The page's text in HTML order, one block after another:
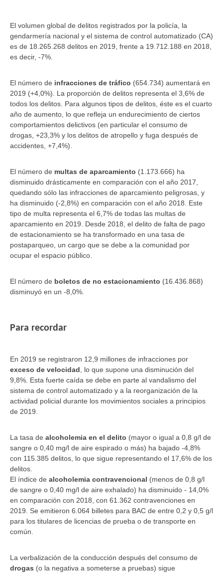
El volumen global de delitos registrados por la policía, la
gendarmería nacional y el sistema de control automatizado (CA)
es de 18.265.268 delitos en 2019, frente a 19.712.188 en 2018,
es decir, -7%.
El número de infracciones de tráfico (654.734) aumentará en
2019 (+4,0%). La proporción de delitos representa el 3,6% de
todos los delitos. Para algunos tipos de delitos, éste es el cuarto
año de aumento, lo que refleja un endurecimiento de ciertos
comportamientos delictivos (en particular el consumo de
drogas, +23,3% y los delitos de atropello y fuga después de
accidentes, +7,4%).
El número de multas de aparcamiento (1.173.666) ha
disminuido drásticamente en comparación con el año 2017,
quedando sólo las infracciones de aparcamiento peligrosas, y
ha disminuido (-2,8%) en comparación con el año 2018. Este
tipo de multa representa el 6,7% de todas las multas de
aparcamiento en 2019. Desde 2018, el delito de falta de pago
de estacionamiento se ha transformado en una tasa de
postaparqueo, un cargo que se debe a la comunidad por
ocupar el espacio público.
El número de boletos de no estacionamiento (16.436.868)
disminuyó en un -8,0%.
Para recordar
En 2019 se registraron 12,9 millones de infracciones por
exceso de velocidad , lo que supone una disminución del
9,8%. Esta fuerte caída se debe en parte al vandalismo del
sistema de control automatizado y a la reorganización de la
actividad policial durante los movimientos sociales a principios
de 2019.
La tasa de alcoholemia en el delito (mayor o igual a 0,8 g/l de
sangre o 0,40 mg/l de aire espirado o más) ha bajado -4,8%
con 115.385 delitos, lo que sigue representando el 17,6% de los
delitos.
El índice de alcoholemia contravencional (menos de 0,8 g/l
de sangre o 0,40 mg/l de aire exhalado) ha disminuido - 14,0%
en comparación con 2018, con 61.362 contravenciones en
2019. Se emitieron 6.064 billetes para BAC de entre 0,2 y 0,5 g/l
para los titulares de licencias de prueba o de transporte en
común.
La verbalización de la conducción después del consumo de
drogas (o la negativa a someterse a pruebas) sigue